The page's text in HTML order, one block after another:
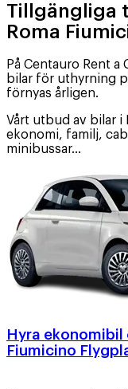
Tillgängliga
Roma
På Centauro Rent
bilar för uthyrning
förnyas årligen.
Vårt utbud av bilar i
ekonomi, familj,
minibussar…
Hyra
Fiumicino